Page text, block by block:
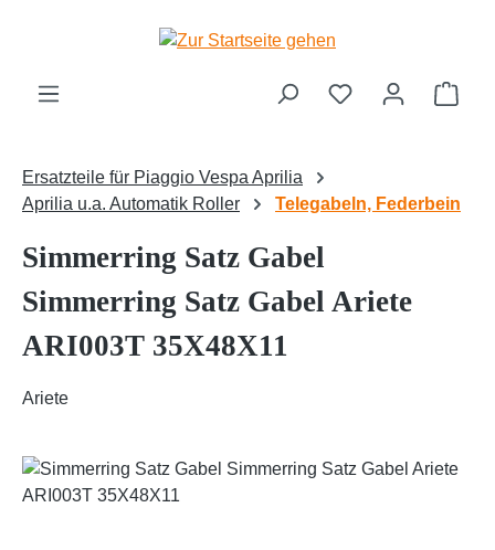
Zum Hauptinhalt springen
Ersatzteile für Piaggio Vespa Aprilia
Aprilia u.a. Automatik Roller
Telegabeln, Federbein
Simmerring Satz Gabel
Simmerring Satz Gabel Ariete
ARI003T 35X48X11
Ariete
Bildergalerie überspringen